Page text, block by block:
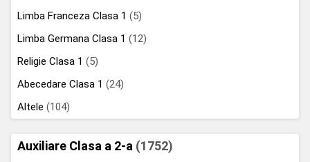
Limba Franceza Clasa 1 (5)
Limba Germana Clasa 1 (12)
Religie Clasa 1 (5)
Abecedare Clasa 1 (24)
Altele (104)
Auxiliare Clasa a 2-a (1752)